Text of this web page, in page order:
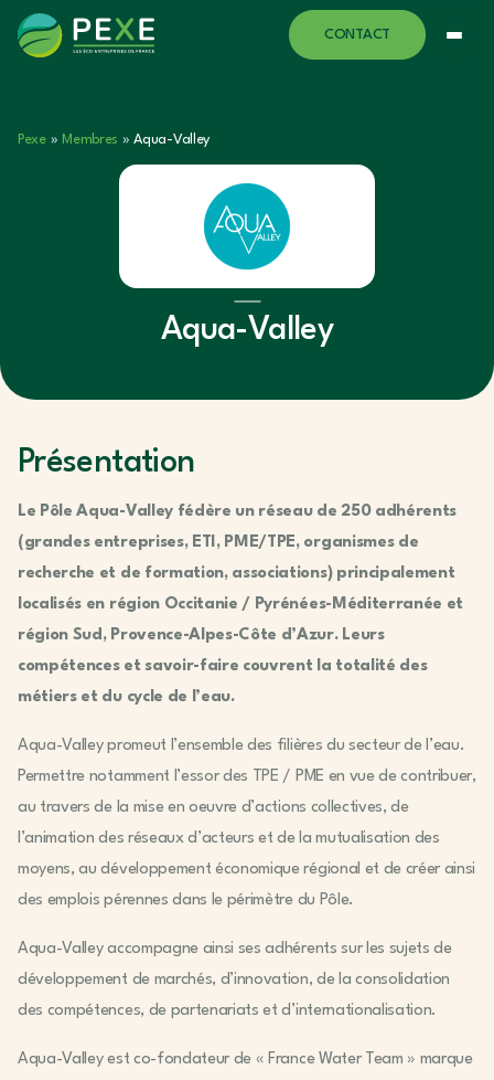
CONTACT
Pexe» Membres »Aqua-Valley
Aqua-Valley
Présentation
Le Pôle Aqua-Valley fédère un réseau de 250 adhérents
(grandes entreprises, ETI, PME/TPE, organismes de
recherche et de formation, associations) principalement
localisés en région Occitanie / Pyrénées-Méditerranée et
région Sud, Provence-Alpes-Côte d’Azur. Leurs
compétences et savoir-faire couvrent la totalité des
métiers et du cycle de l’eau.
Aqua-Valley promeut l’ensemble des filières du secteur de l’eau.
Permettre notamment l’essor des TPE / PME en vue de contribuer,
au travers de la mise en oeuvre d’actions collectives, de
l’animation des réseaux d’acteurs et de la mutualisation des
moyens, au développement économique régional et de créer ainsi
des emplois pérennes dans le périmètre du Pôle.
Aqua-Valley accompagne ainsi ses adhérents sur les sujets de
développement de marchés, d’innovation, de la consolidation
des compétences, de partenariats et d’internationalisation.
Aqua-Valley est co-fondateur de « France Water Team » marque